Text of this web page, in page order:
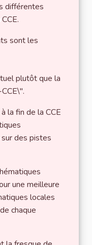
différentes
sont les
plutôt que la
la fin de la CCE
des pistes
une meilleure
locales
chaque